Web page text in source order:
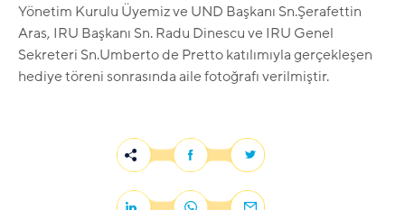
Yönetim Kurulu Üyemiz ve UND Başkanı Sn.Şerafettin
Aras, IRU Başkanı Sn. Radu Dinescu ve IRU Genel
Sekreteri Sn.Umberto de Pretto katılımıyla gerçekleşen
hediye töreni sonrasında aile fotoğrafı verilmiştir.